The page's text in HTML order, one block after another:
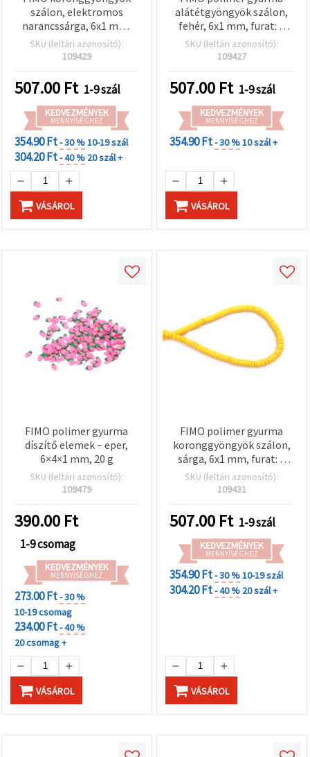
szálon, elektromos
narancssárga, 6x1 mm,
furat: 2 mm, kb. 320 db
SKU (leltári azonosító):
109429
507.00 Ft 1-9 szál
KEDVEZMÉNYEK
MENNYISÉGHEZ
354.90 Ft- 30 %10-19 szál
304.20 Ft- 40 % 20 szál +
VÁSÁROL
alátétgyöngyök szálon,
fehér, 6x1 mm, furat: 2
mm, kb. 320 db/szál
SKU (leltári azonosító):
109427
507.00 Ft 1-9 szál
KEDVEZMÉNYEK
MENNYISÉGHEZ
354.90 Ft- 30 %10 szál +
VÁSÁROL
FIMO polimer gyurma
díszítő elemek – eper,
6×4×1 mm, 20 g
SKU (leltári azonosító):
109479
390.00 Ft
1-9 csomag
KEDVEZMÉNYEK
MENNYISÉGHEZ
273.00 Ft- 30 %
10-19 csomag
234.00 Ft- 40 %
20 csomag +
VÁSÁROL
FIMO polimer gyurma
koronggyöngyök szálon,
sárga, 6x1 mm, furat: 2
mm, kb. 320 db
SKU (leltári azonosító):
109431
507.00 Ft 1-9 szál
KEDVEZMÉNYEK
MENNYISÉGHEZ
354.90 Ft- 30 %10-19 szál
304.20 Ft- 40 % 20 szál +
VÁSÁROL